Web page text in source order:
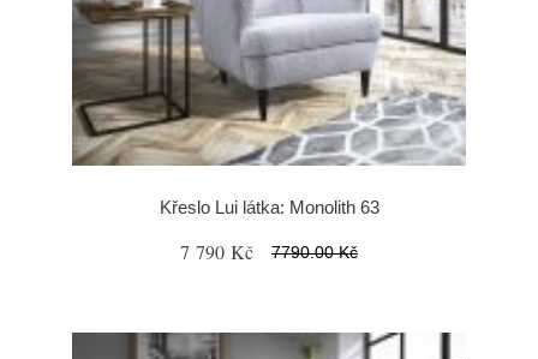
Křeslo Lui látka: Monolith 63
7 790 Kč 7790.00 Kč